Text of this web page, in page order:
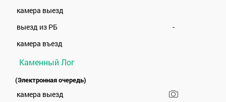
камера выезд
выезд из РБ
-
камера въезд
Каменный Лог
(Электронная очередь)
камера выезд